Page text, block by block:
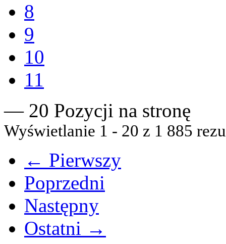
8
9
10
11
— 20 Pozycji na stronę
Wyświetlanie 1 - 20 z 1 885
← Pierwszy
Poprzedni
Następny
Ostatni →